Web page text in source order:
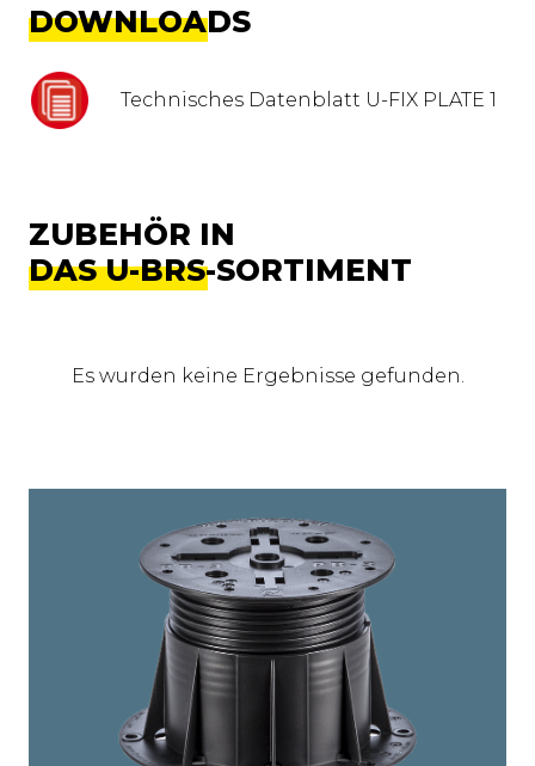
DOWNLOADS
Technisches Datenblatt U-FIX PLATE 1
ZUBEHÖR IN
DAS U-BRS-SORTIMENT
Es wurden keine Ergebnisse gefunden.